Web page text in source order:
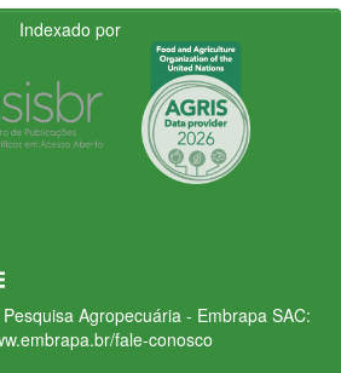
Indexado por
Agropecuária - Embrapa SAC:
fale-conosco